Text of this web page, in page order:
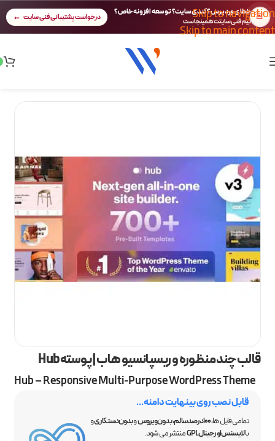
Skip to navigation
Skip to main content
🚨 خطای وردپرس؟ کندی سایت؟ توسعه افزونه خاص؟
تیم فنی سایتت همینجاست درخواست پشتیبانی فنی سایت
قالب چند منظوره و ریسپانسیو هاب | پوسته Hub
Hub – Responsive Multi-Purpose WordPress Theme
قابل نصب روی بینهایت دامنه...
تمامی فایل ها،100 درصد سالم ،بدون ویروسوبدون دستکاریو
بالایسنس اورجینال GPL
منتشر می شود.